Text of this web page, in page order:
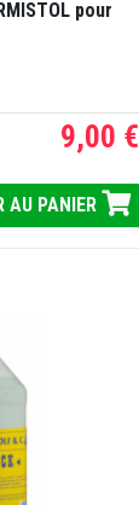
pour
9,00 €
AU PANIER